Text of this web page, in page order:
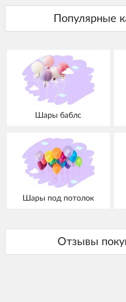
Шары баблс
Шары под потолок